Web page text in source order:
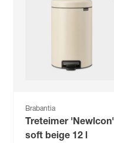
Brabantia
Treteimer 'Newlcon'
soft beige 12 l